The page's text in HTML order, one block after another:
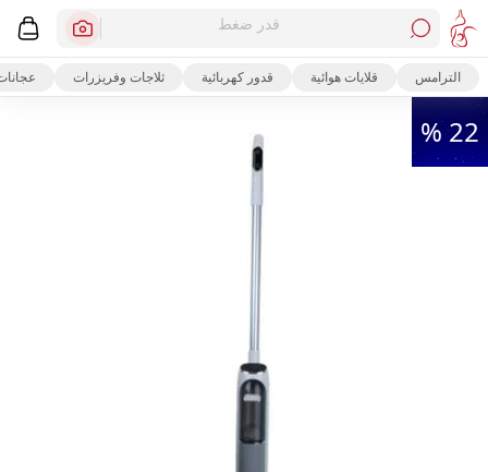
قدر ضغط
الترامس قلايات هوائية قدور كهربائية ثلاجات وفريزرات
22 %